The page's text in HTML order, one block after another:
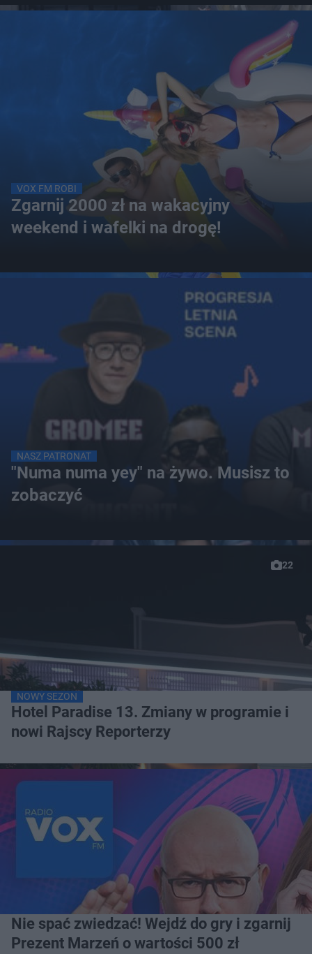
VOX FM ROBI
Zgarnij 2000 zł na wakacyjny
weekend i wafelki na drogę!
NASZ PATRONAT
"Numa numa yey" na żywo. Musisz to
zobaczyć
22
NOWY SEZON
Hotel Paradise 13. Zmiany w programie i
nowi Rajscy Reporterzy
Nie spać zwiedzać! Wejdź do gry i zgarnij
Prezent Marzeń o wartości 500 zł